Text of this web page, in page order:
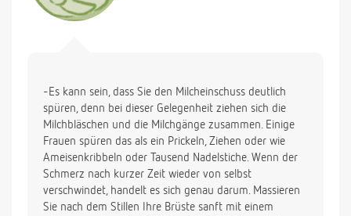
-Es kann sein, dass Sie den Milcheinschuss deutlich
spüren, denn bei dieser Gelegenheit ziehen sich die
Milchbläschen und die Milchgänge zusammen. Einige
Frauen spüren das als ein Prickeln, Ziehen oder wie
Ameisenkribbeln oder Tausend Nadelstiche. Wenn der
Schmerz nach kurzer Zeit wieder von selbst
verschwindet, handelt es sich genau darum. Massieren
Sie nach dem Stillen Ihre Brüste sanft mit einem